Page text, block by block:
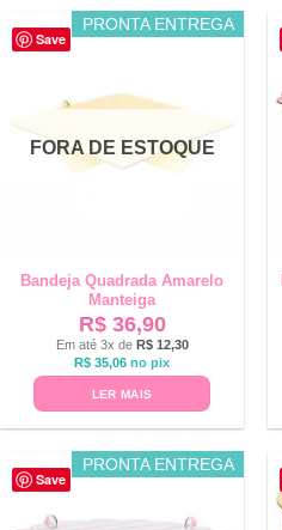
Save
PRONTA ENTREGA
FORA DE ESTOQUE
Bandeja Quadrada Amarelo
Manteiga
R$36,90
Em até 3x de R$12,30
R$ 35,06 no pix
LER MAIS
Save
PRONTA ENTREGA